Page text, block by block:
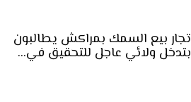
تجار بيع السمك بمراكش يطالبون
بتدخل ولائي عاجل للتحقيق في…